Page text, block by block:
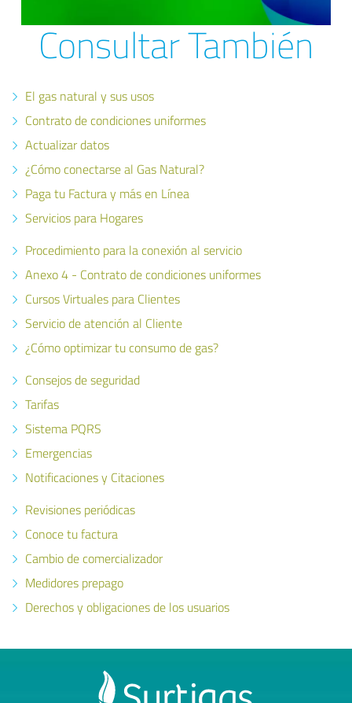
Consultar También
El gas natural y sus usos
Contrato de condiciones uniformes
Actualizar datos
¿Cómo conectarse al Gas Natural?
Paga tu Factura y más en Línea
Servicios para Hogares
Procedimiento para la conexión al servicio
Anexo 4 - Contrato de condiciones uniformes
Cursos Virtuales para Clientes
Servicio de atención al Cliente
¿Cómo optimizar tu consumo de gas?
Consejos de seguridad
Tarifas
Sistema PQRS
Emergencias
Notificaciones y Citaciones
Revisiones periódicas
Conoce tu factura
Cambio de comercializador
Medidores prepago
Derechos y obligaciones de los usuarios